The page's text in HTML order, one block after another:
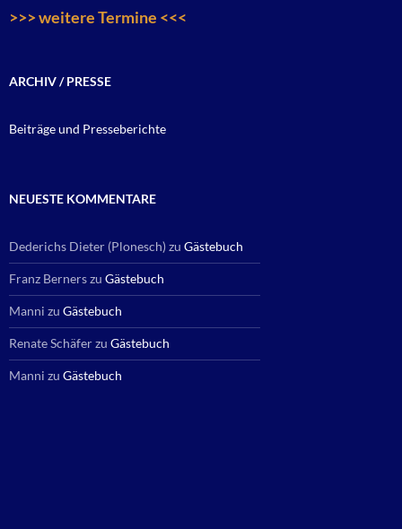
>>> weitere Termine <<<
ARCHIV / PRESSE
Beiträge und Presseberichte
NEUESTE KOMMENTARE
Dederichs Dieter (Plonesch)zu Gästebuch
Franz Bernerszu Gästebuch
Manni zu Gästebuch
Renate Schäferzu Gästebuch
Manni zu Gästebuch